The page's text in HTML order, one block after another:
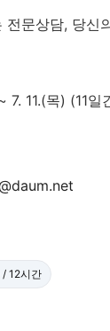
전문상담, 당신
7. 11.(목) (11일
12시간